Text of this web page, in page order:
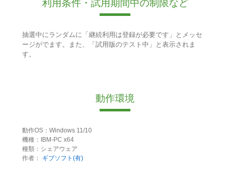
利用条件・試用期間中の制限など
抽選中にランダムに「継続利用は登録が必要です」とメッセ
ージがでます。また、「試用版のテスト中」と表示されま
す。
動作環境
動作OS：Windows 11/10
機種：IBM-PC x64
種類：シェアウェア
作者：
ギブソフト(有)